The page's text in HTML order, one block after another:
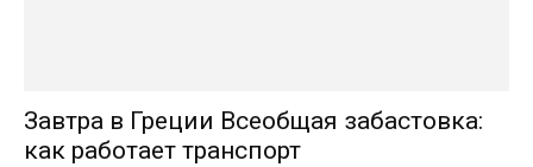
Завтра в Греции Всеобщая забастовка:
как работает транспорт